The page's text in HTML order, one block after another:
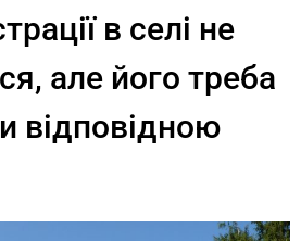
в селі не
але його треба
відповідною